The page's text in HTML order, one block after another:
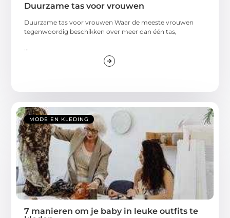
Duurzame tas voor vrouwen
Duurzame tas voor vrouwen Waar de meeste vrouwen
tegenwoordig beschikken over meer dan één tas,
...
MODE EN KLEDING
7 manieren om je baby in leuke outfits te